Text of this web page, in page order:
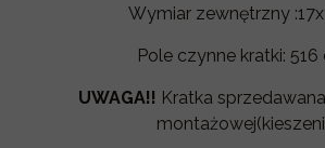
Wymiar zewnętrzny
Pole czynne kratki: 516
UWAGA!! Kratka